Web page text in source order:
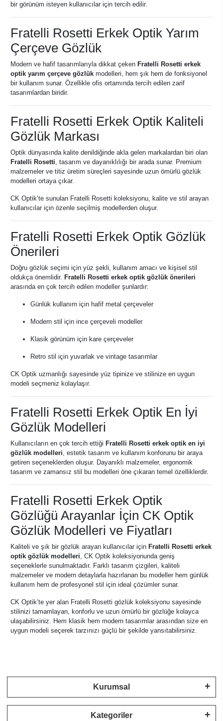
bir görünüm isteyen kullanıcılar için tercih edilir.
Fratelli Rosetti Erkek Optik Yarım
Çerçeve Gözlük
Modern ve hafif tasarımlarıyla dikkat çeken Fratelli Rosetti erkek
optik yarım çerçeve gözlük modelleri, hem şık hem de fonksiyonel
bir kullanım sunar. Özellikle ofis ortamında tercih edilen zarif
tasarımlardan biridir.
Fratelli Rosetti Erkek Optik Kaliteli
Gözlük Markası
Optik dünyasında kalite denildiğinde akla gelen markalardan biri olan
Fratelli Rosetti, tasarım ve dayanıklılığı bir arada sunar. Premium
malzemeler ve titiz üretim süreçleri sayesinde uzun ömürlü gözlük
modelleri ortaya çıkar.
CK Optik’te sunulan Fratelli Rosetti koleksiyonu, kalite ve stil arayan
kullanıcılar için özenle seçilmiş modellerden oluşur.
Fratelli Rosetti Erkek Optik Gözlük
Önerileri
Doğru gözlük seçimi için yüz şekli, kullanım amacı ve kişisel stil
oldukça önemlidir. Fratelli Rosetti erkek optik gözlük önerileri
arasında en çok tercih edilen modeller şunlardır:
Günlük kullanım için hafif metal çerçeveler
Modern stil için ince çerçeveli modeller
Klasik görünüm için kare çerçeveler
Retro stil için yuvarlak ve vintage tasarımlar
CK Optik uzmanlığı sayesinde yüz tipinize ve stilinize en uygun
modeli seçmeniz kolaylaşır.
Fratelli Rosetti Erkek Optik En İyi
Gözlük Modelleri
Kullanıcıların en çok tercih ettiği Fratelli Rosetti erkek optik en iyi
gözlük modelleri, estetik tasarım ve kullanım konforunu bir araya
getiren seçeneklerden oluşur. Dayanıklı malzemeler, ergonomik
tasarım ve zamansız stil bu modelleri öne çıkaran temel özelliklerdir.
Fratelli Rosetti Erkek Optik
Gözlüğü Arayanlar İçin CK Optik
Gözlük Modelleri ve Fiyatları
Kaliteli ve şık bir gözlük arayan kullanıcılar için Fratelli Rosetti erkek
optik gözlük modelleri, CK Optik koleksiyonunda geniş
seçeneklerle sunulmaktadır. Farklı tasarım çizgileri, kaliteli
malzemeler ve modern detaylarla hazırlanan bu modeller hem günlük
kullanım hem de profesyonel stil için ideal çözümler sunar.
CK Optik’te yer alan Fratelli Rosetti gözlük koleksiyonu sayesinde
stilinizi tamamlayan, konforlu ve uzun ömürlü bir gözlüğe kolayca
ulaşabilirsiniz. Hem klasik hem modern tasarımlar arasından size en
uygun modeli seçerek tarzınızı güçlü bir şekilde yansıtabilirsiniz.
Kurumsal
Kategoriler